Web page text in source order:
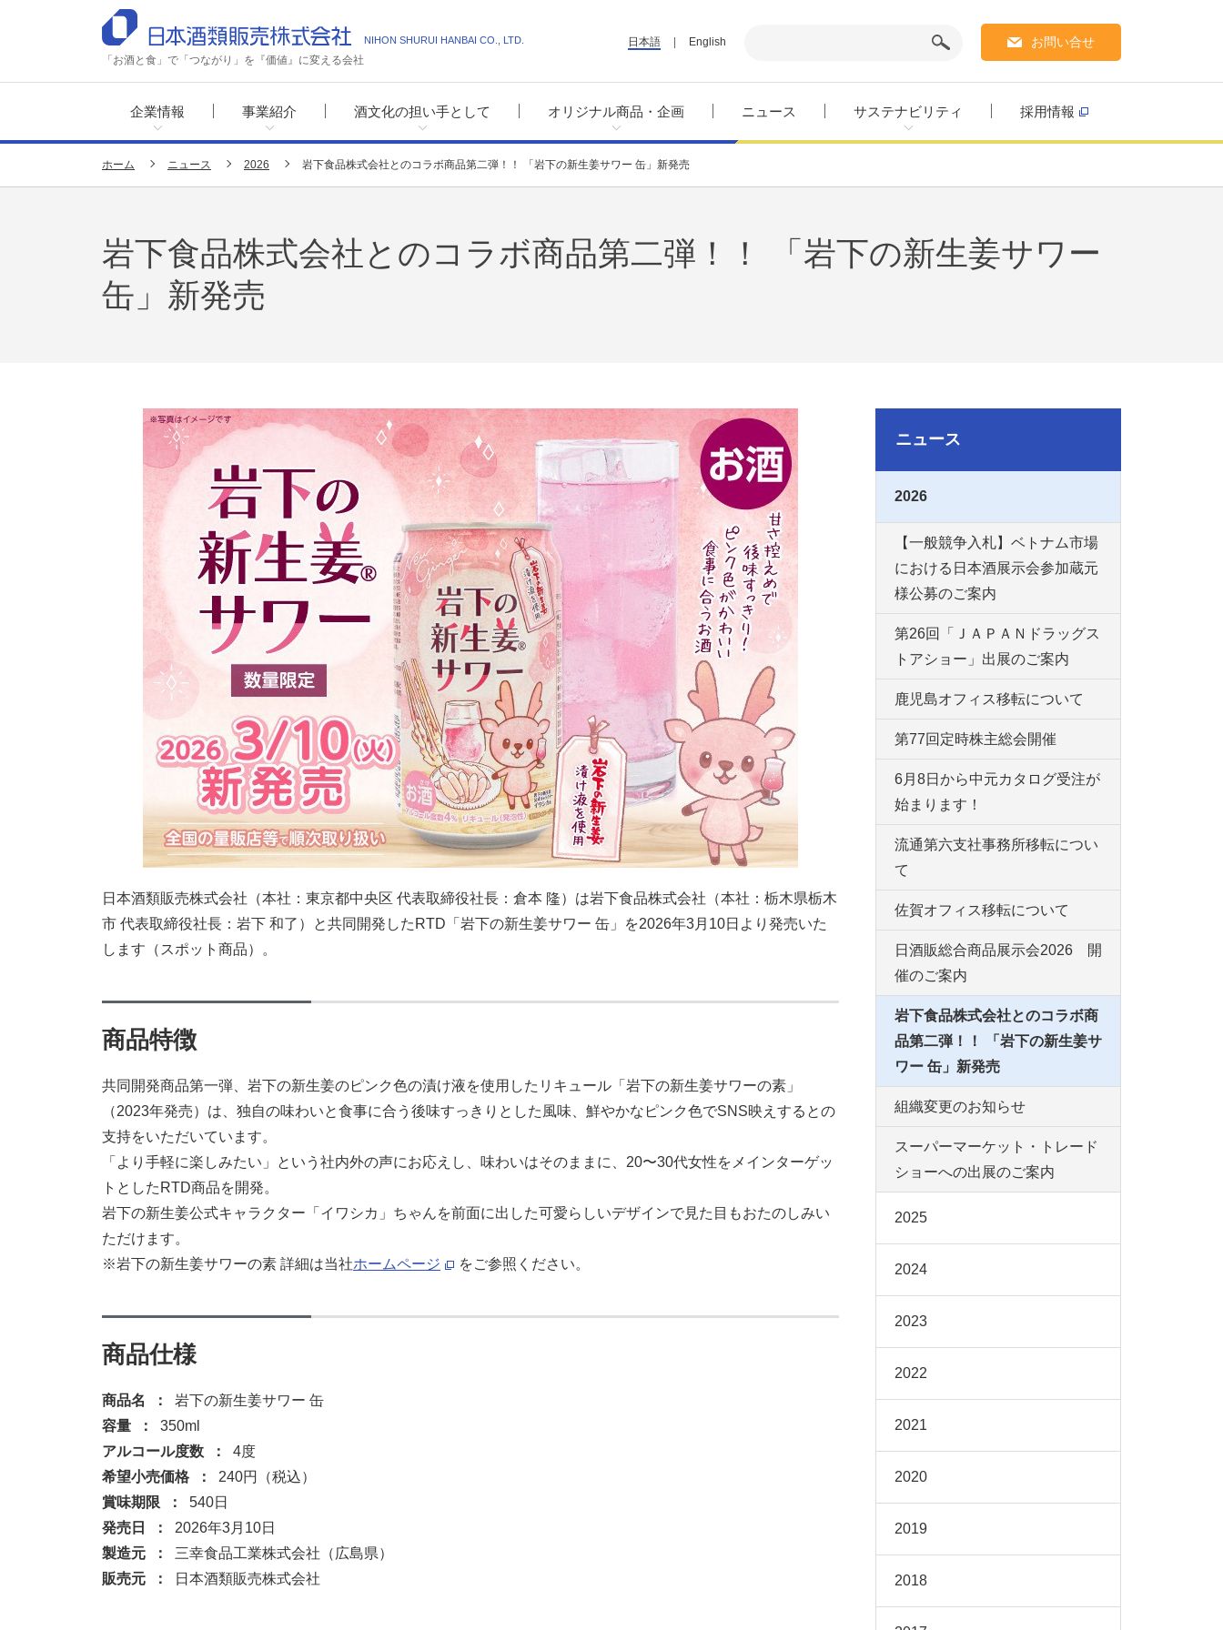
NIHON SHURUI HANBAI CO., LTD.
「お酒と食」で「つながり」を『価値』に変える会社
企業情報 事業紹介 酒文化の担い手として オリジナル商品・企画 ニュース サステナビリティ 採用情報
日本語 English お問い合せ
ホーム ニュース 2026 岩下食品株式会社とのコラボ商品第二弾！！ 「岩下の新生姜サワー 缶」新発売
岩下食品株式会社とのコラボ商品第二弾！！ 「岩下の新生姜サワー
缶」新発売
日本酒類販売株式会社（本社：東京都中央区 代表取締役社長：倉本 隆）は岩下食品株式会社（本社：栃木県栃木
市 代表取締役社長：岩下 和了）と共同開発したRTD「岩下の新生姜サワー 缶」を2026年3月10日より発売いた
します（スポット商品）。
商品特徴
共同開発商品第一弾、岩下の新生姜のピンク色の漬け液を使用したリキュール「岩下の新生姜サワーの素」
（2023年発売）は、独自の味わいと食事に合う後味すっきりとした風味、鮮やかなピンク色でSNS映えするとの
支持をいただいています。
「より手軽に楽しみたい」という社内外の声にお応えし、味わいはそのままに、20〜30代女性をメインターゲッ
トとしたRTD商品を開発。
岩下の新生姜公式キャラクター「イワシカ」ちゃんを前面に出した可愛らしいデザインで見た目もおたのしみい
ただけます。
※岩下の新生姜サワーの素 詳細は当社ホームページ をご参照ください。
商品仕様
商品名
岩下の新生姜サワー 缶
容量
350ml
アルコール度数
4度
希望小売価格
240円（税込）
賞味期限
540日
発売日
2026年3月10日
製造元
三幸食品工業株式会社（広島県）
販売元
日本酒類販売株式会社
ニュース
2026
【一般競争入札】ベトナム市場
における日本酒展示会参加蔵元
様公募のご案内
第26回「ＪＡＰＡＮドラッグス
トアショー」出展のご案内
鹿児島オフィス移転について
第77回定時株主総会開催
6月8日から中元カタログ受注が
始まります！
流通第六支社事務所移転につい
て
佐賀オフィス移転について
日酒販総合商品展示会2026 開
催のご案内
岩下食品株式会社とのコラボ商
品第二弾！！ 「岩下の新生姜サ
ワー 缶」新発売
組織変更のお知らせ
スーパーマーケット・トレード
ショーへの出展のご案内
2025
2024
2023
2022
2021
2020
2019
2018